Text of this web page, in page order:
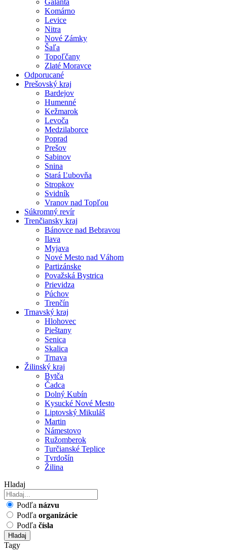
Galanta
Komárno
Levice
Nitra
Nové Zámky
Šaľa
Topoľčany
Zlaté Moravce
Odporucané
Prešovský kraj
Bardejov
Humenné
Kežmarok
Levoča
Medzilaborce
Poprad
Prešov
Sabinov
Snina
Stará Ľubovňa
Stropkov
Svidník
Vranov nad Topľou
Súkromný revír
Trenčiansky kraj
Bánovce nad Bebravou
Ilava
Myjava
Nové Mesto nad Váhom
Partizánske
Považská Bystrica
Prievidza
Púchov
Trenčín
Trnavský kraj
Hlohovec
Pieštany
Senica
Skalica
Trnava
Žilinský kraj
Bytča
Čadca
Dolný Kubín
Kysucké Nové Mesto
Liptovský Mikuláš
Martin
Námestovo
Ružomberok
Turčianské Teplice
Tvrdošín
Žilina
Hladaj
Podľa názvu
Podľa organizácie
Podľa čísla
Hladaj
Tagy